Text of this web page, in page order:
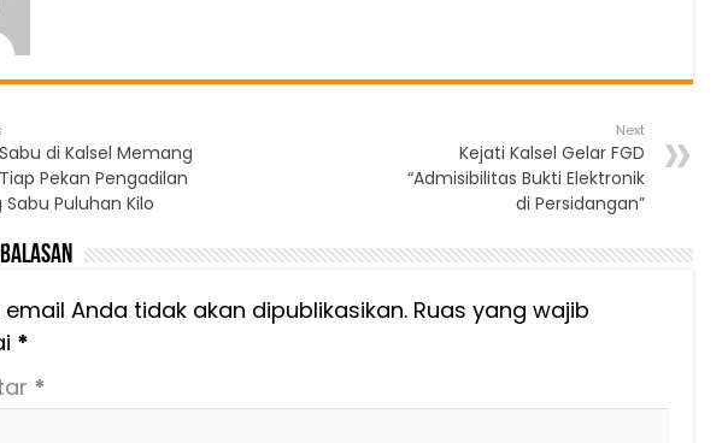
di Kalsel Memang
Pekan Pengadilan
Sabu Puluhan Kilo
Next
Kejati Kalsel Gelar FGD
“Admisibilitas Bukti Elektronik
di Persidangan”
Anda tidak akan dipublikasikan. Ruas yang wajib
*
*